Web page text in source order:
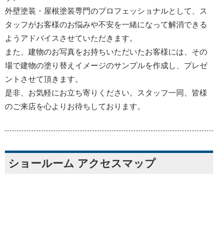
外壁塗装・屋根塗装専門のプロフェッショナルとして、ス
タッフがお客様のお悩みや不安を一緒になって解消できる
ようアドバイスさせていただきます。
また、建物のお写真をお持ちいただいたお客様には、その
場で建物の塗り替えイメージのサンプルを作成し、プレゼ
ントさせて頂きます。
是非、お気軽にお立ち寄りください。スタッフ一同、皆様
のご来店を心よりお待ちしております。
ショールーム アクセスマップ